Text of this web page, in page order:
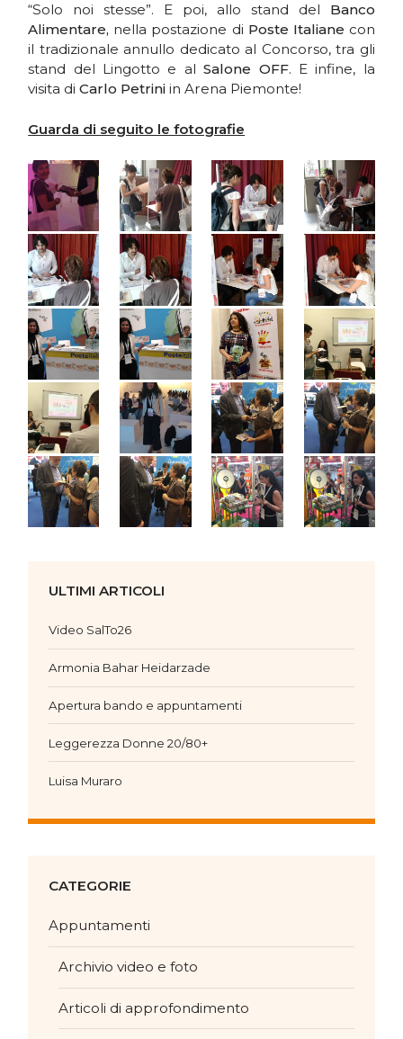
“Solo noi stesse”. E poi, allo stand del Banco
Alimentare, nella postazione di Poste Italiane con
il tradizionale annullo dedicato al Concorso, tra gli
stand del Lingotto e alSalone OFF. E infine, la
visita diCarlo Petrini in Arena Piemonte!
Guarda di seguito le fotografie
ULTIMI ARTICOLI
Video SalTo26
Armonia Bahar Heidarzade
Apertura bando e appuntamenti
Leggerezza Donne 20/80+
Luisa Muraro
CATEGORIE
Appuntamenti
Archivio video e foto
Articoli di approfondimento